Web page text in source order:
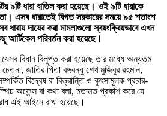
৯টি ধারা বাতিল করা হয়েছে। ওই ৯টি ধারাকে
এসব ধারাতেই বিগত সরকারের সময়ে ৯৫ শতাংশ
ধারায় দায়ের করা মামলাগুলো স্বয়ংক্রিয়ভাবে এখন
আর্টিকেল পরিবর্তন করা হয়েছে।
বিধান বিলুপ্ত করা হয়েছে তার মধ্যে অন্যতম
জাতির পিতা বঙ্গবন্ধু শেখ মুজিবুর রহমান,
বিদ্বেষ বা বিভ্রান্তি ও কুৎসামূলক প্রচার-
অফেন্স বা কথা বলা, মতামত প্রকাশ করে যে
এই আইনে রাখা হয়েছে।